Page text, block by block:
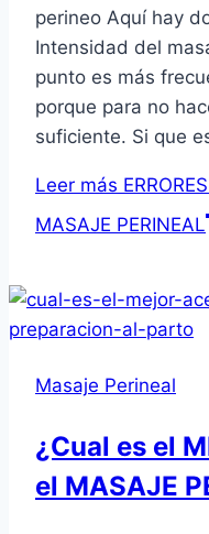
perineo Aquí hay
Intensidad del
punto es más
porque para no
suficiente. Si que
Leer más
MASAJE PERINEAL
Masaje Perineal
¿Cual es el
el MASAJE